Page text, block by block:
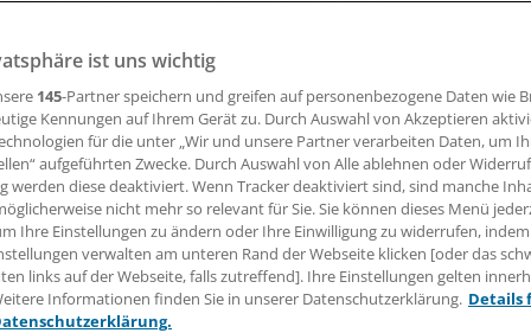
verändern das Gesundheitswesen. Der Ethikrat
für Ärzte und Patienten.
Fricke
06:19 Uhr
ist uns wichtig
145-Partner speichern und greifen auf personenbezogene Daten wie
Kennungen auf Ihrem Gerät zu. Durch Auswahl von Akzeptieren
für die unter „Wir und unsere Partner verarbeiten Daten, um
aufgeführten Zwecke. Durch Auswahl von Alle ablehnen oder
werden diese deaktiviert. Wenn Tracker deaktiviert sind, sind manche
nicht mehr so relevant für Sie. Sie können dieses Menü
Ihre Einstellungen zu ändern oder Ihre Einwilligung zu widerrufen, indem
verwalten am unteren Rand der Webseite klicken [oder das
links auf der Webseite, falls zutreffend]. Ihre Einstellungen gelten
Informationen finden Sie in unserer Datenschutzerklärung. Details